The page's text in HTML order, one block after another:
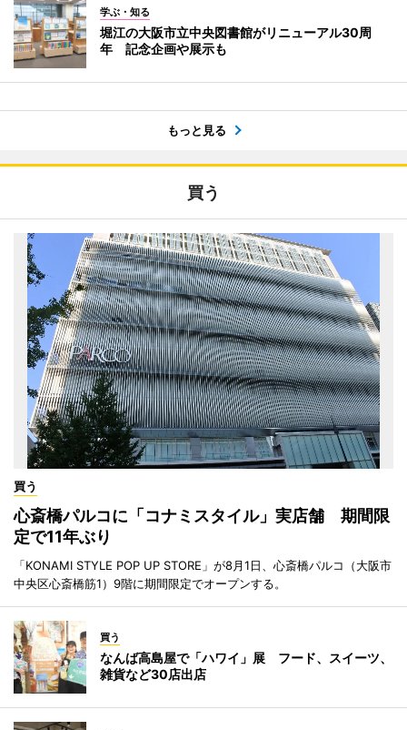
学ぶ・知る
堀江の大阪市立中央図書館がリニューアル30周
年 記念企画や展示も
もっと見る
買う
買う
心斎橋パルコに「コナミスタイル」実店舗 期間限
定で11年ぶり
「KONAMI STYLE POP UP STORE」が8月1日、心斎橋パルコ（大阪市
中央区心斎橋筋1）9階に期間限定でオープンする。
買う
なんば高島屋で「ハワイ」展 フード、スイーツ、
雑貨など30店出店